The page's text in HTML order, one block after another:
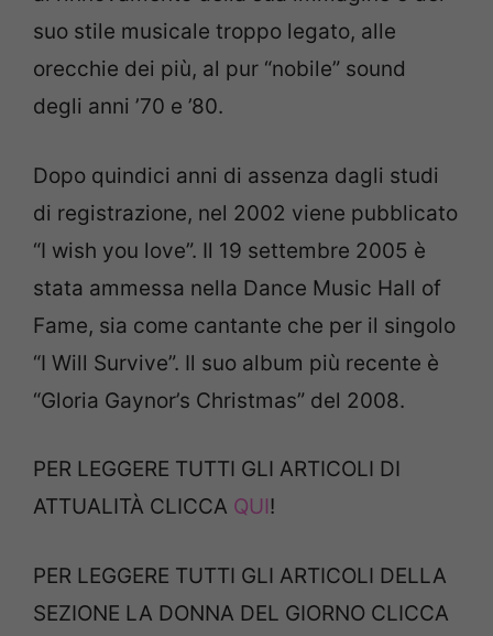
suo stile musicale troppo legato, alle
orecchie dei più, al pur “nobile” sound
degli anni ’70 e ’80.
Dopo quindici anni di assenza dagli studi
di registrazione, nel 2002 viene pubblicato
“I wish you love”. Il 19 settembre 2005 è
stata ammessa nella Dance Music Hall of
Fame, sia come cantante che per il singolo
“I Will Survive”. Il suo album più recente è
“Gloria Gaynor’s Christmas” del 2008.
PER LEGGERE TUTTI GLI ARTICOLI DI
ATTUALITÀ CLICCA QUI!
PER LEGGERE TUTTI GLI ARTICOLI DELLA
SEZIONE LA DONNA DEL GIORNO CLICCA